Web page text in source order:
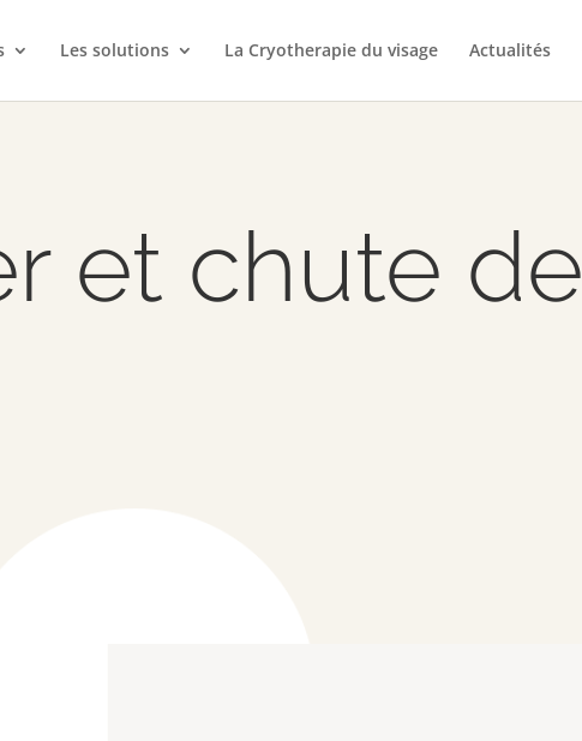
Les solutions La Cryotherapie du visage Actualités
et chute de